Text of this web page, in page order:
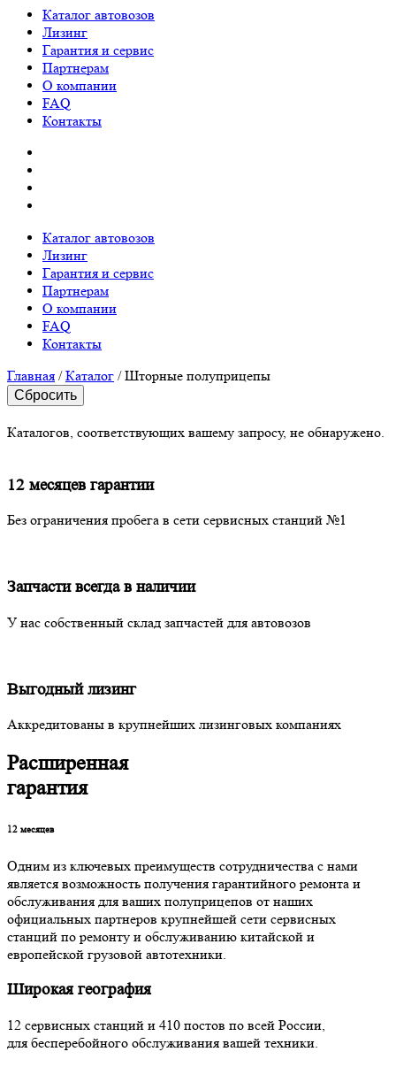
Каталог автовозов
Лизинг
Гарантия и сервис
Партнерам
О компании
FAQ
Контакты
Каталог автовозов
Лизинг
Гарантия и сервис
Партнерам
О компании
FAQ
Контакты
Главная /Каталог /Шторные полуприцепы
Сбросить
Каталогов, соответствующих вашему запросу, не обнаружено.
12 месяцев гарантии
Без ограничения пробега в сети сервисных станций №1
Запчасти всегда в наличии
У нас собственный склад запчастей для автовозов
Выгодный лизинг
Аккредитованы в крупнейших лизинговых компаниях
Расширенная
гарантия
12 месяцев
Одним из ключевых преимуществ сотрудничества с нами
является возможность получения гарантийного ремонта и
обслуживания для ваших полуприцепов от наших
официальных партнеров крупнейшей сети сервисных
станций по ремонту и обслуживанию китайской и
европейской грузовой автотехники.
Широкая география
12 сервисных станций и 410 постов по всей России,
для бесперебойного обслуживания вашей техники.